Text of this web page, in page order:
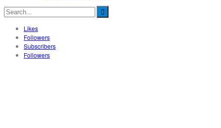
Likes
Followers
Subscribers
Followers